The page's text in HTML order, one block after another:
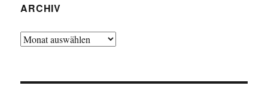
ARCHIV
Archiv